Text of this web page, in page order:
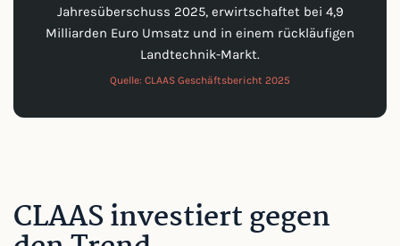
Jahresüberschuss 2025, erwirtschaftet bei 4,9
Milliarden Euro Umsatz und in einem rückläufigen
Landtechnik-Markt.
Quelle: CLAAS Geschäftsbericht 2025
CLAAS investiert gegen